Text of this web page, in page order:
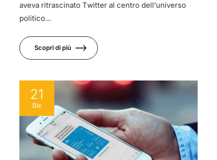
aveva ritrascinato Twitter al centro dell’universo
politico...
Scopri di più
21
Dic